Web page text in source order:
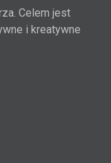
Celem jest
i kreatywne